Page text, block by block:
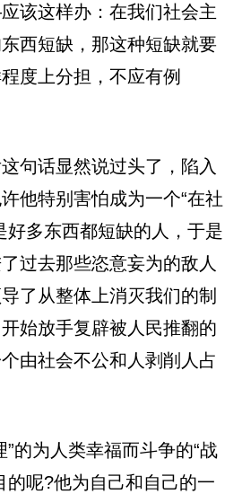
该这样办：在我们社会主
西短缺，那这种短缺就要
度上分担，不应有例
句话显然说过头了，陷入
他特别害怕成为一个“在社
好多东西都短缺的人，于是
过去那些恣意妄为的敌人
了从整体上消灭我们的制
始放手复辟被人民推翻的
由社会不公和人剥削人占
”的为人类幸福而斗争的“战
的呢?他为自己和自己的一